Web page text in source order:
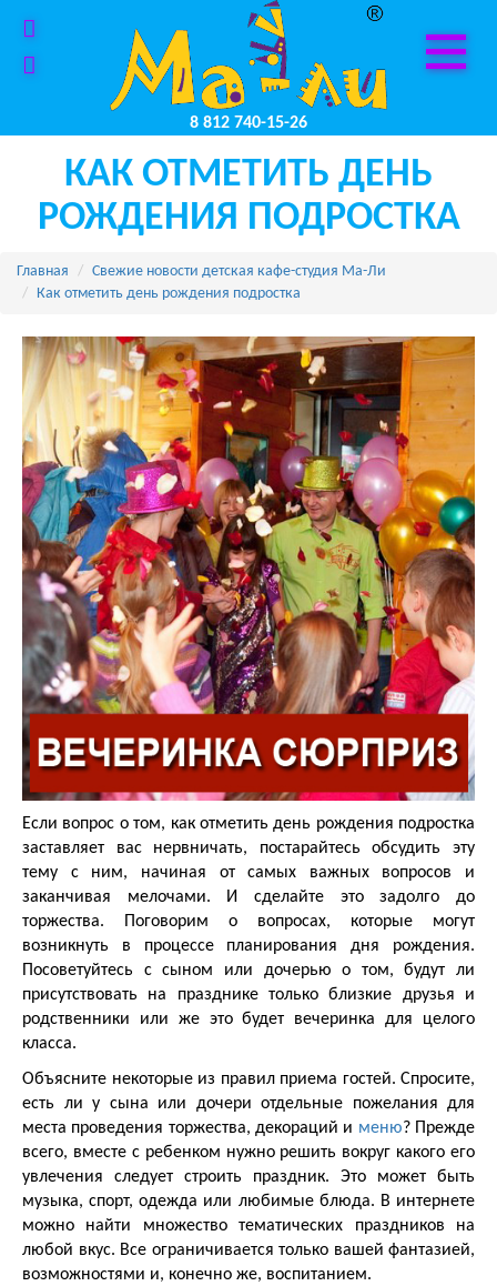
8 812 740-15-26
КАК ОТМЕТИТЬ ДЕНЬ
РОЖДЕНИЯ ПОДРОСТКА
Главная
Свежие новости детская кафе-студия Ма-Ли
Как отметить день рождения подростка
Если вопрос о том, как отметить день рождения подростка
заставляет вас нервничать, постарайтесь обсудить эту
тему с ним, начиная от самых важных вопросов и
заканчивая мелочами. И сделайте это задолго до
торжества. Поговорим о вопросах, которые могут
возникнуть в процессе планирования дня рождения.
Посоветуйтесь с сыном или дочерью о том, будут ли
присутствовать на празднике только близкие друзья и
родственники или же это будет вечеринка для целого
класса.
Объясните некоторые из правил приема гостей. Спросите,
есть ли у сына или дочери отдельные пожелания для
места проведения торжества, декораций и меню? Прежде
всего, вместе с ребенком нужно решить вокруг какого его
увлечения следует строить праздник. Это может быть
музыка, спорт, одежда или любимые блюда. В интернете
можно найти множество тематических праздников на
любой вкус. Все ограничивается только вашей фантазией,
возможностями и, конечно же, воспитанием.